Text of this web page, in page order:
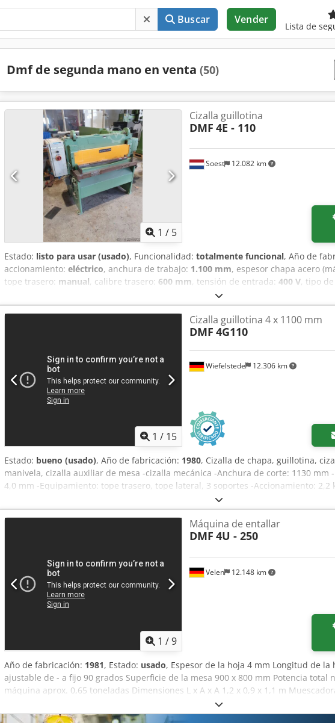
Buscar Vender
Lista de
Dmf de segunda mano en venta (50)
1 / 5
Soest 12.082 km
Cizalla guillotina
DMF 4E - 110
Estado: listo para usar (usado), Funcionalidad: totalmente funcional, Año de
accionamiento: eléctrico, anchura de trabajo: 1.100 mm, espesor chapa acero
tope trasero: manual, calibre trasero: 600 mm, tensión de entrada: 400 V, tipo
mando a distancia de pie, placa de
disponible, Tijera mecánica en buen estado y funcionamiento. Dcjdpfx Aozrp N
1 / 15
Wiefelstede 12.306 km
Cizalla guillotina 4 x 1100 mm
DMF 4G110
Estado: bueno (usado), Año de fabricación: 1980, Cizalla de chapa, guillotina,
manivela, cizalla auxiliar de mesa -cizalla mecánica -Anchura de corte: 1130 mm
4,0 mm -Equipamiento: tope trasero, tope lateral, 3 soportes -Accionamiento: 2,2
-Profundidad de garganta: 115 mm -Dimensiones de instalación: 2620/1685/
transporte: 1215/1685/Al1365 mm -Peso: 1250 kg
1 /9
Velen 12.148 km
Máquina de entallar
DMF 4U - 250
Año de fabricación: 1981, Estado: usado, Espesor de la hoja 4 mm Longitud de la
ajustable de - a fijo 90 grados Superficie de la mesa 900 x 800 mm Potencia total
máquina aprox. 0,65 toneladas Dimensiones L x A x A 1,2 x 0,9 x 1,1 m
Utfox Adhjk - Interruptor de pedal - 2 piezas Tope de chapa